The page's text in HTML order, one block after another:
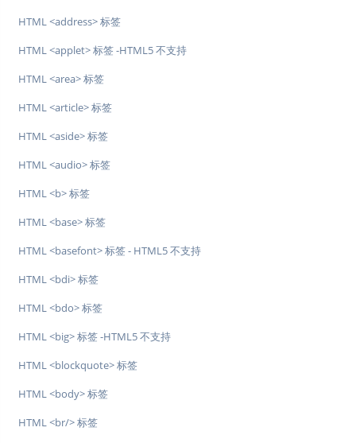
HTML <address> 标签
HTML <applet> 标签 -HTML5 不支持
HTML <area> 标签
HTML <article> 标签
HTML <aside> 标签
HTML <audio> 标签
HTML <b> 标签
HTML <base> 标签
HTML <basefont> 标签 - HTML5 不支持
HTML <bdi> 标签
HTML <bdo> 标签
HTML <big> 标签 -HTML5 不支持
HTML <blockquote> 标签
HTML <body> 标签
HTML <br/> 标签